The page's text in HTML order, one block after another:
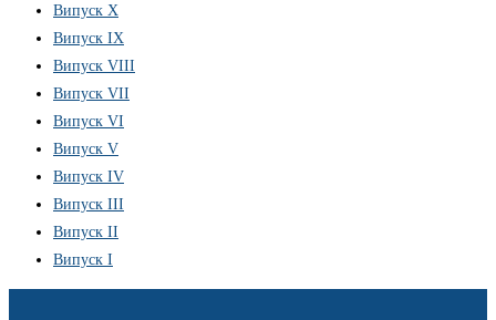
Випуск X
Випуск IX
Випуск VIII
Випуск VII
Випуск VI
Випуск V
Випуск IV
Випуск III
Випуск II
Випуск I